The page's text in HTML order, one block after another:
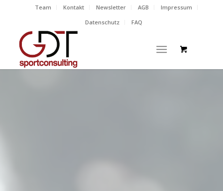
Team Kontakt Newsletter AGB
Impressum
Datenschutz
FAQ